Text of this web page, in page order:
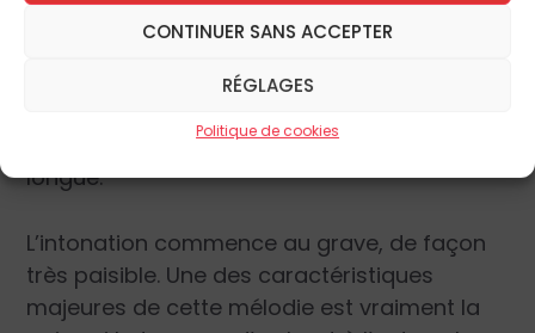
CONTINUER SANS ACCEPTER
RÉGLAGES
Politique de cookies
grave et très priante, suppliante même. Trois
phrases mélodiques d’inégale longueur se
très courte, la troisième beaucoup plus
longue.
L’intonation commence au grave, de façon
très paisible. Une des caractéristiques
majeures de cette mélodie est vraiment la